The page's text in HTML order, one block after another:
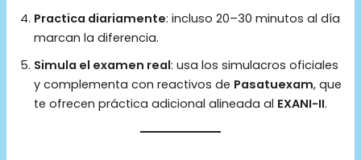
Practica diariamente: incluso 20–30 minutos al día
marcan la diferencia.
Simula el examen real: usa los simulacros oficiales
y complementa con reactivos de Pasatuexam, que
te ofrecen práctica adicional alineada al EXANI-II.